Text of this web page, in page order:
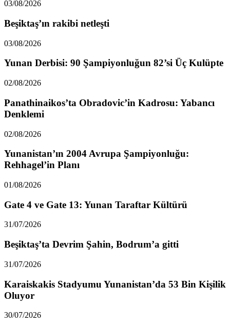
03/08/2026
Beşiktaş’ın rakibi netleşti
03/08/2026
Yunan Derbisi: 90 Şampiyonluğun 82’si Üç Kulüpte
02/08/2026
Panathinaikos’ta Obradovic’in Kadrosu: Yabancı
Denklemi
02/08/2026
Yunanistan’ın 2004 Avrupa Şampiyonluğu:
Rehhagel’in Planı
01/08/2026
Gate 4 ve Gate 13: Yunan Taraftar Kültürü
31/07/2026
Beşiktaş’ta Devrim Şahin, Bodrum’a gitti
31/07/2026
Karaiskakis Stadyumu Yunanistan’da 53 Bin Kişilik
Oluyor
30/07/2026